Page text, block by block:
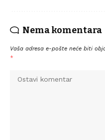
Nema komentara
Vaša adresa e-pošte neće biti
*